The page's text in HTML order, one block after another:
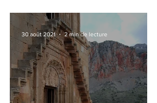
Daghestan
30 août 2021 2 min de lecture